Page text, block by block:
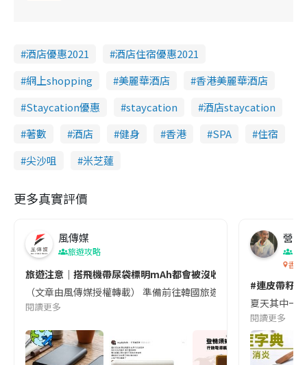
酒店優惠2021
酒店住宿優惠2021
網上shopping
美麗華酒店
香港美麗華酒店
Staycation優惠
staycation
酒店staycation
著數
酒店 健身 香港 SPA
住宿
尖沙咀
米芝蓮
更多真實評價
風傳媒
旅遊攻略
旅遊注意｜搭飛機帶尿袋標明mAh都會被沒收😱出發前切記檢查
（文章由風傳媒授權轉載） 準備前往韓國旅遊的民眾，近期要
閱讀更多
營養
香港
#連皮帶籽
夏天其中一
閱讀更多